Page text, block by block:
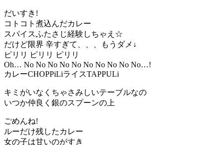
だいすき!
コトコト煮込んだカレー
スパイスふたさじ経験しちゃえ☆
だけど限界 辛すぎて、、、もうダメ↓
ピリリ ピリリ ピリリ
Oh… No No No No No No No No No No…!
カレーCHOPPiLiライスTAPPULi
キミがいなくちゃさみしいテーブルなの
いつか仲良く銀のスプーンの上
ごめんね!
ルーだけ残したカレー
女の子は甘いのがすき